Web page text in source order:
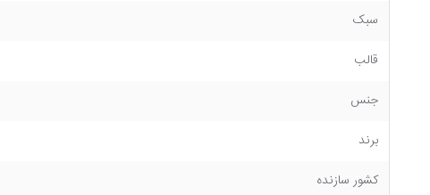
سبک
قالب
جنس
برند
کشور سازنده